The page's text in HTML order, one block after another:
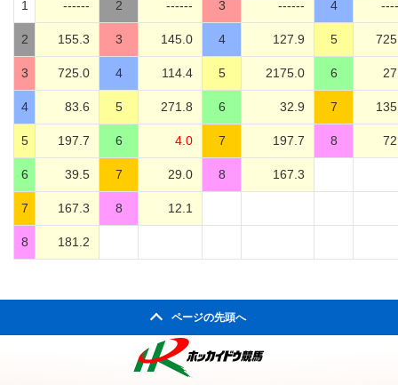
1 ------ 2 ------ 3 ------ 4
2 155.3 3 145.0 4 127.9 5
3 725.0 4 114.4 5 2175.0 6
4 83.6 5 271.8 6 32.9 7
5 197.7 6 4.0 7 197.7 8
6 39.5 7 29.0 8 167.3
7 167.3 8 12.1
8 181.2
ページの先頭へ